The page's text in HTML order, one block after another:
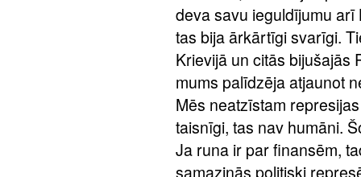
deva savu ieguldījumu
tas bija ārkārtīgi svarīgi.
Krievijā un citās bijušajās
mums palīdzēja atjaunot
Mēs neatzīstam
taisnīgi, tas nav humāni.
Ja runa ir par finansēm,
samazinās politiski